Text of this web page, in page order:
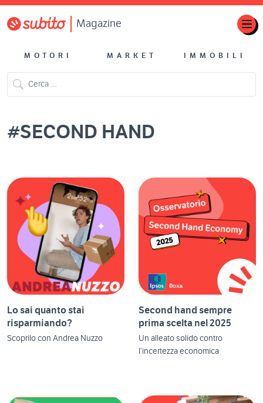
Magazine
MOTORI MARKET IMMOBILI
#SECOND HAND
Lo sai quanto stai
risparmiando?
Scoprilo con Andrea Nuzzo
Second hand sempre
prima scelta nel 2025
Un alleato solido contro
l’incertezza economica